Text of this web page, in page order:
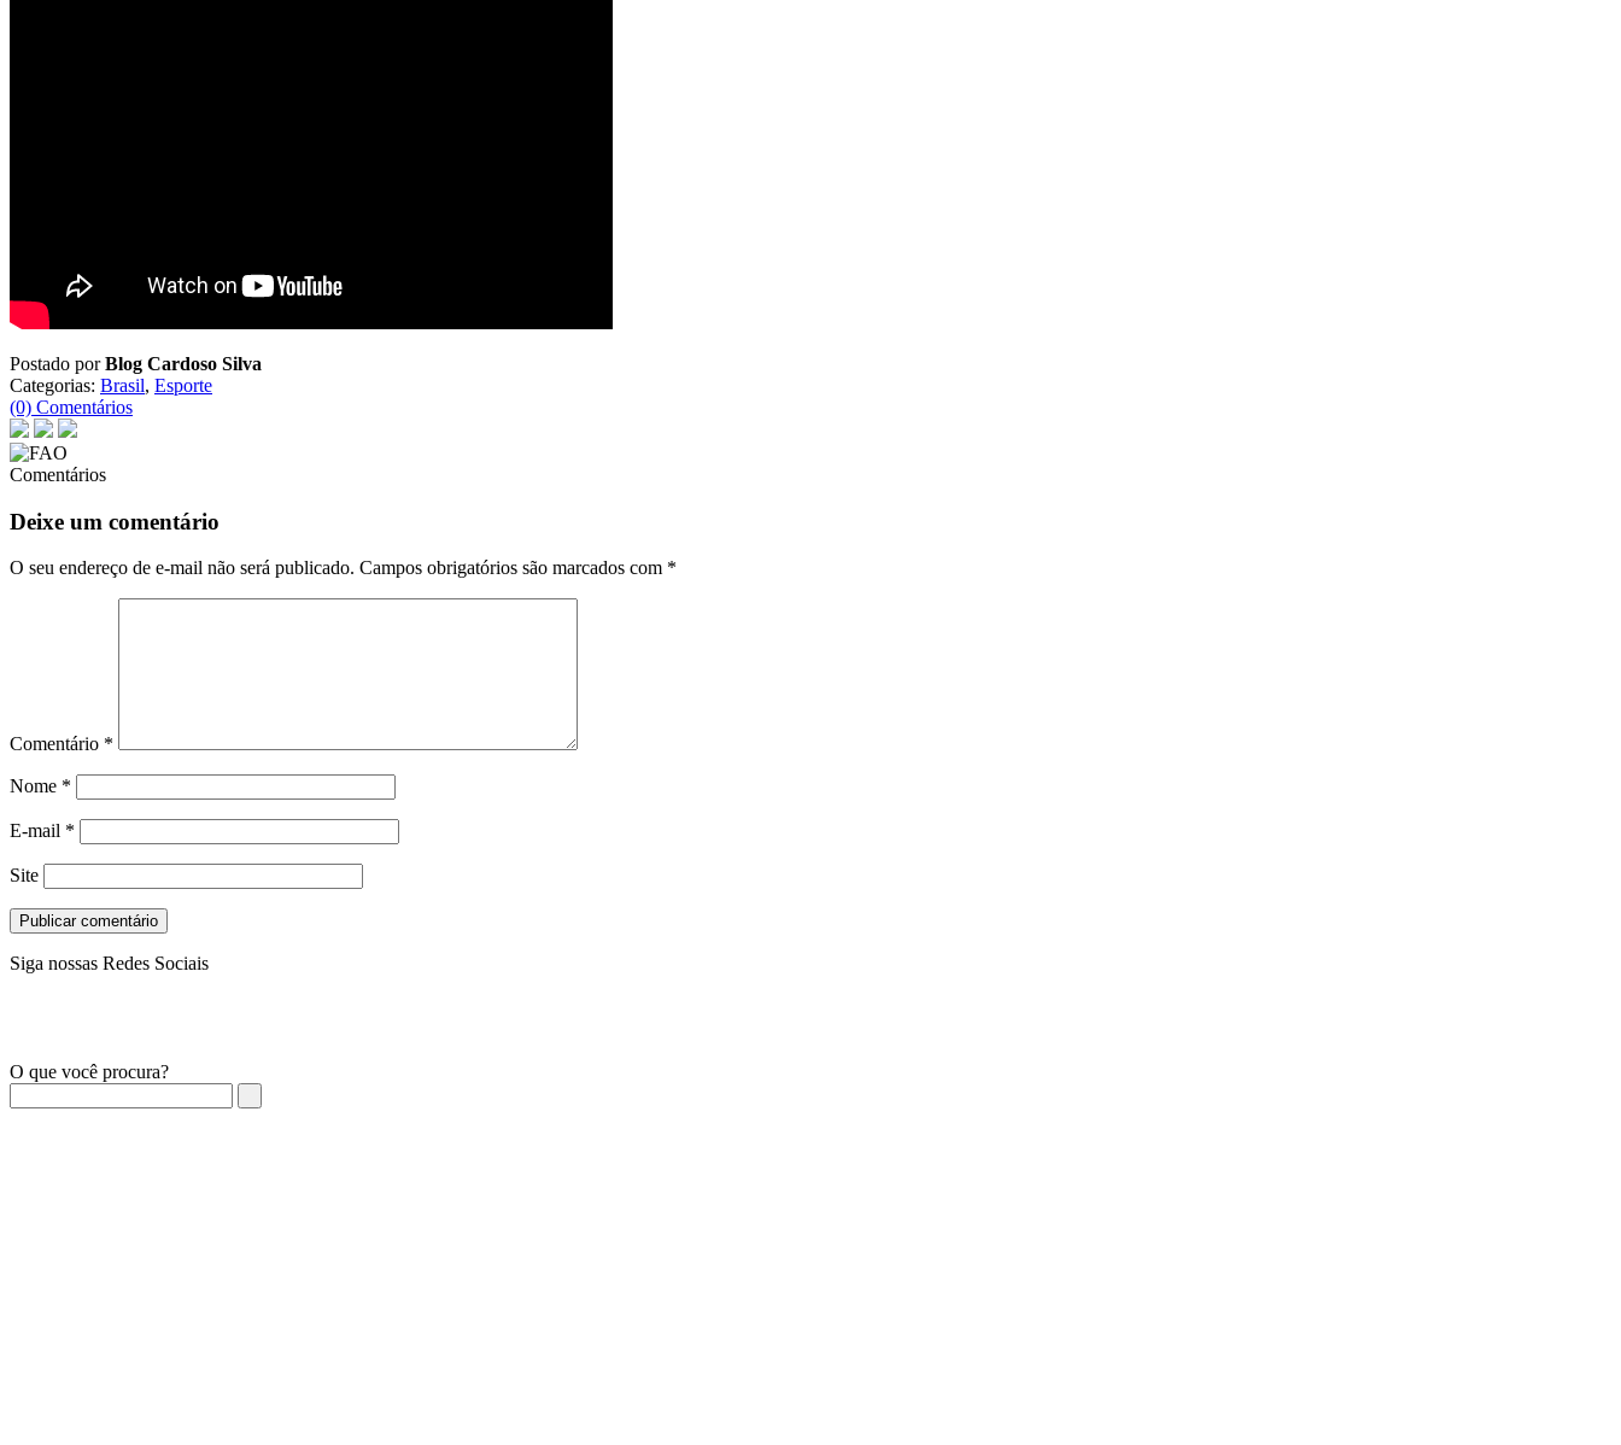
Postado porBlog Cardoso Silva
Categorias: Brasil, Esporte
(0) Comentários
Comentários
Deixe um comentário
O seu endereço de e-mail não será publicado. Campos obrigatórios são marcados com *
Comentário *
Nome *
E-mail *
Site
Siga nossas Redes Sociais
O que você procura?